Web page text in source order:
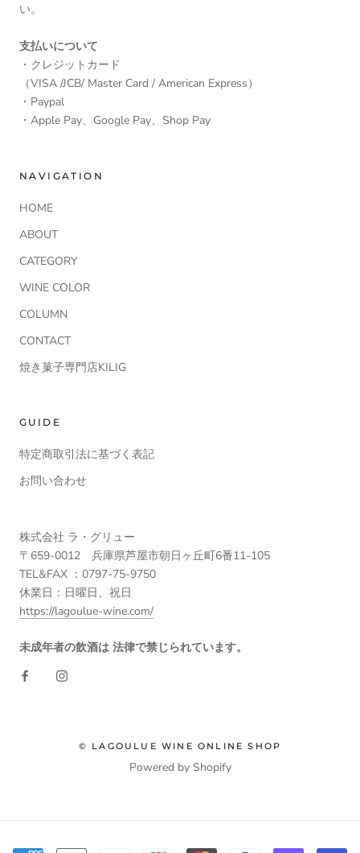
い。
支払いについて
・クレジットカード
（VISA /JCB/ Master Card / American Express）
・Paypal
・Apple Pay、Google Pay、Shop Pay
NAVIGATION
HOME
ABOUT
CATEGORY
WINE COLOR
COLUMN
CONTACT
焼き菓子専門店KILIG
GUIDE
特定商取引法に基づく表記
お問い合わせ
株式会社 ラ・グリュー
〒659-0012 兵庫県芦屋市朝日ヶ丘町6番11-105
TEL&FAX ：0797-75-9750
休業日：日曜日、祝日
https://lagoulue-wine.com/
未成年者の飲酒は 法律で禁じられています。
© LAGOULUE WINE ONLINE SHOP
Powered by Shopify